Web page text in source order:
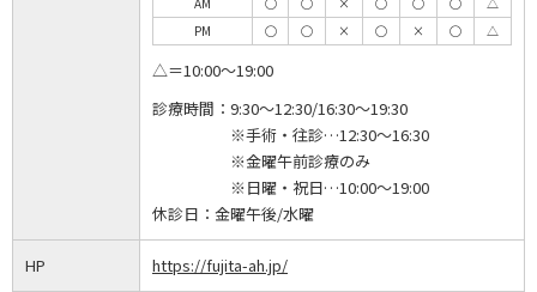
PM
◯ ◯ × ◯ × ◯ △
△＝10:00～19:00
診療時間： 9:30～12:30/16:30～19:30
※手術・往診…12:30～16:30
※金曜午前診療のみ
※日曜・祝日…10:00～19:00
休診日： 金曜午後/水曜
HP https://fujita-ah.jp/